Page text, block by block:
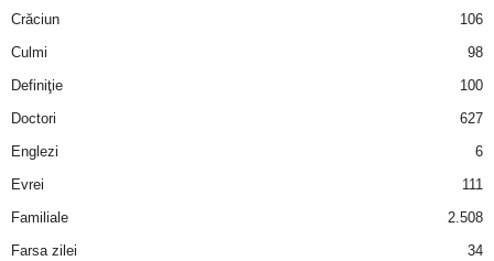
Crăciun
106
Culmi
98
Definiţie
100
Doctori
627
Englezi
6
Evrei
111
Familiale
2.508
Farsa zilei
34